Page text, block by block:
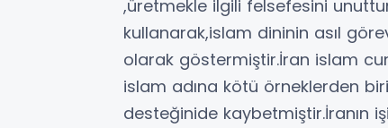
,üretmekle ilgili felsefesini
kullanarak,islam dininin asıl
olarak göstermiştir.İran islam
islam adına kötü örneklerden
desteğinide kaybetmiştir.İranın